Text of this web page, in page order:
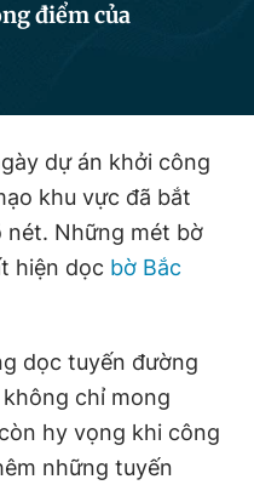
hệ quảng cáo
780 404
Thành
điểm của
dự án khởi công
khu vực đã bắt
nét. Những mét bờ
hiện dọc bờ Bắc
dọc tuyến đường
chỉ mong
hy vọng khi công
những tuyến